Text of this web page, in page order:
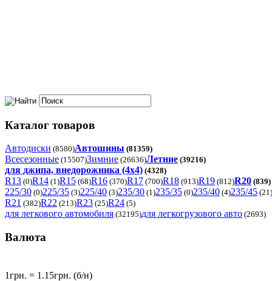
Каталог товаров
Автодиски (8580)Автошины (81359)
Всесезонные (15507)Зимние (26636)Летние (39216)
для джипа, внедорожника (4x4) (4328)
R13 (0)R14 (1)R15 (68)R16 (370)R17 (700)R18 (913)R19 (812)R20 (839)
225/30 (0)225/35 (3)225/40 (3)235/30 (1)235/35 (0)235/40 (4)235/45 (21)
R21 (382)R22 (213)R23 (25)R24 (5)
для легкового автомобиля (32195)для легкогрузового авто (2693)
Валюта
1грн. = 1.15грн. (б/н)